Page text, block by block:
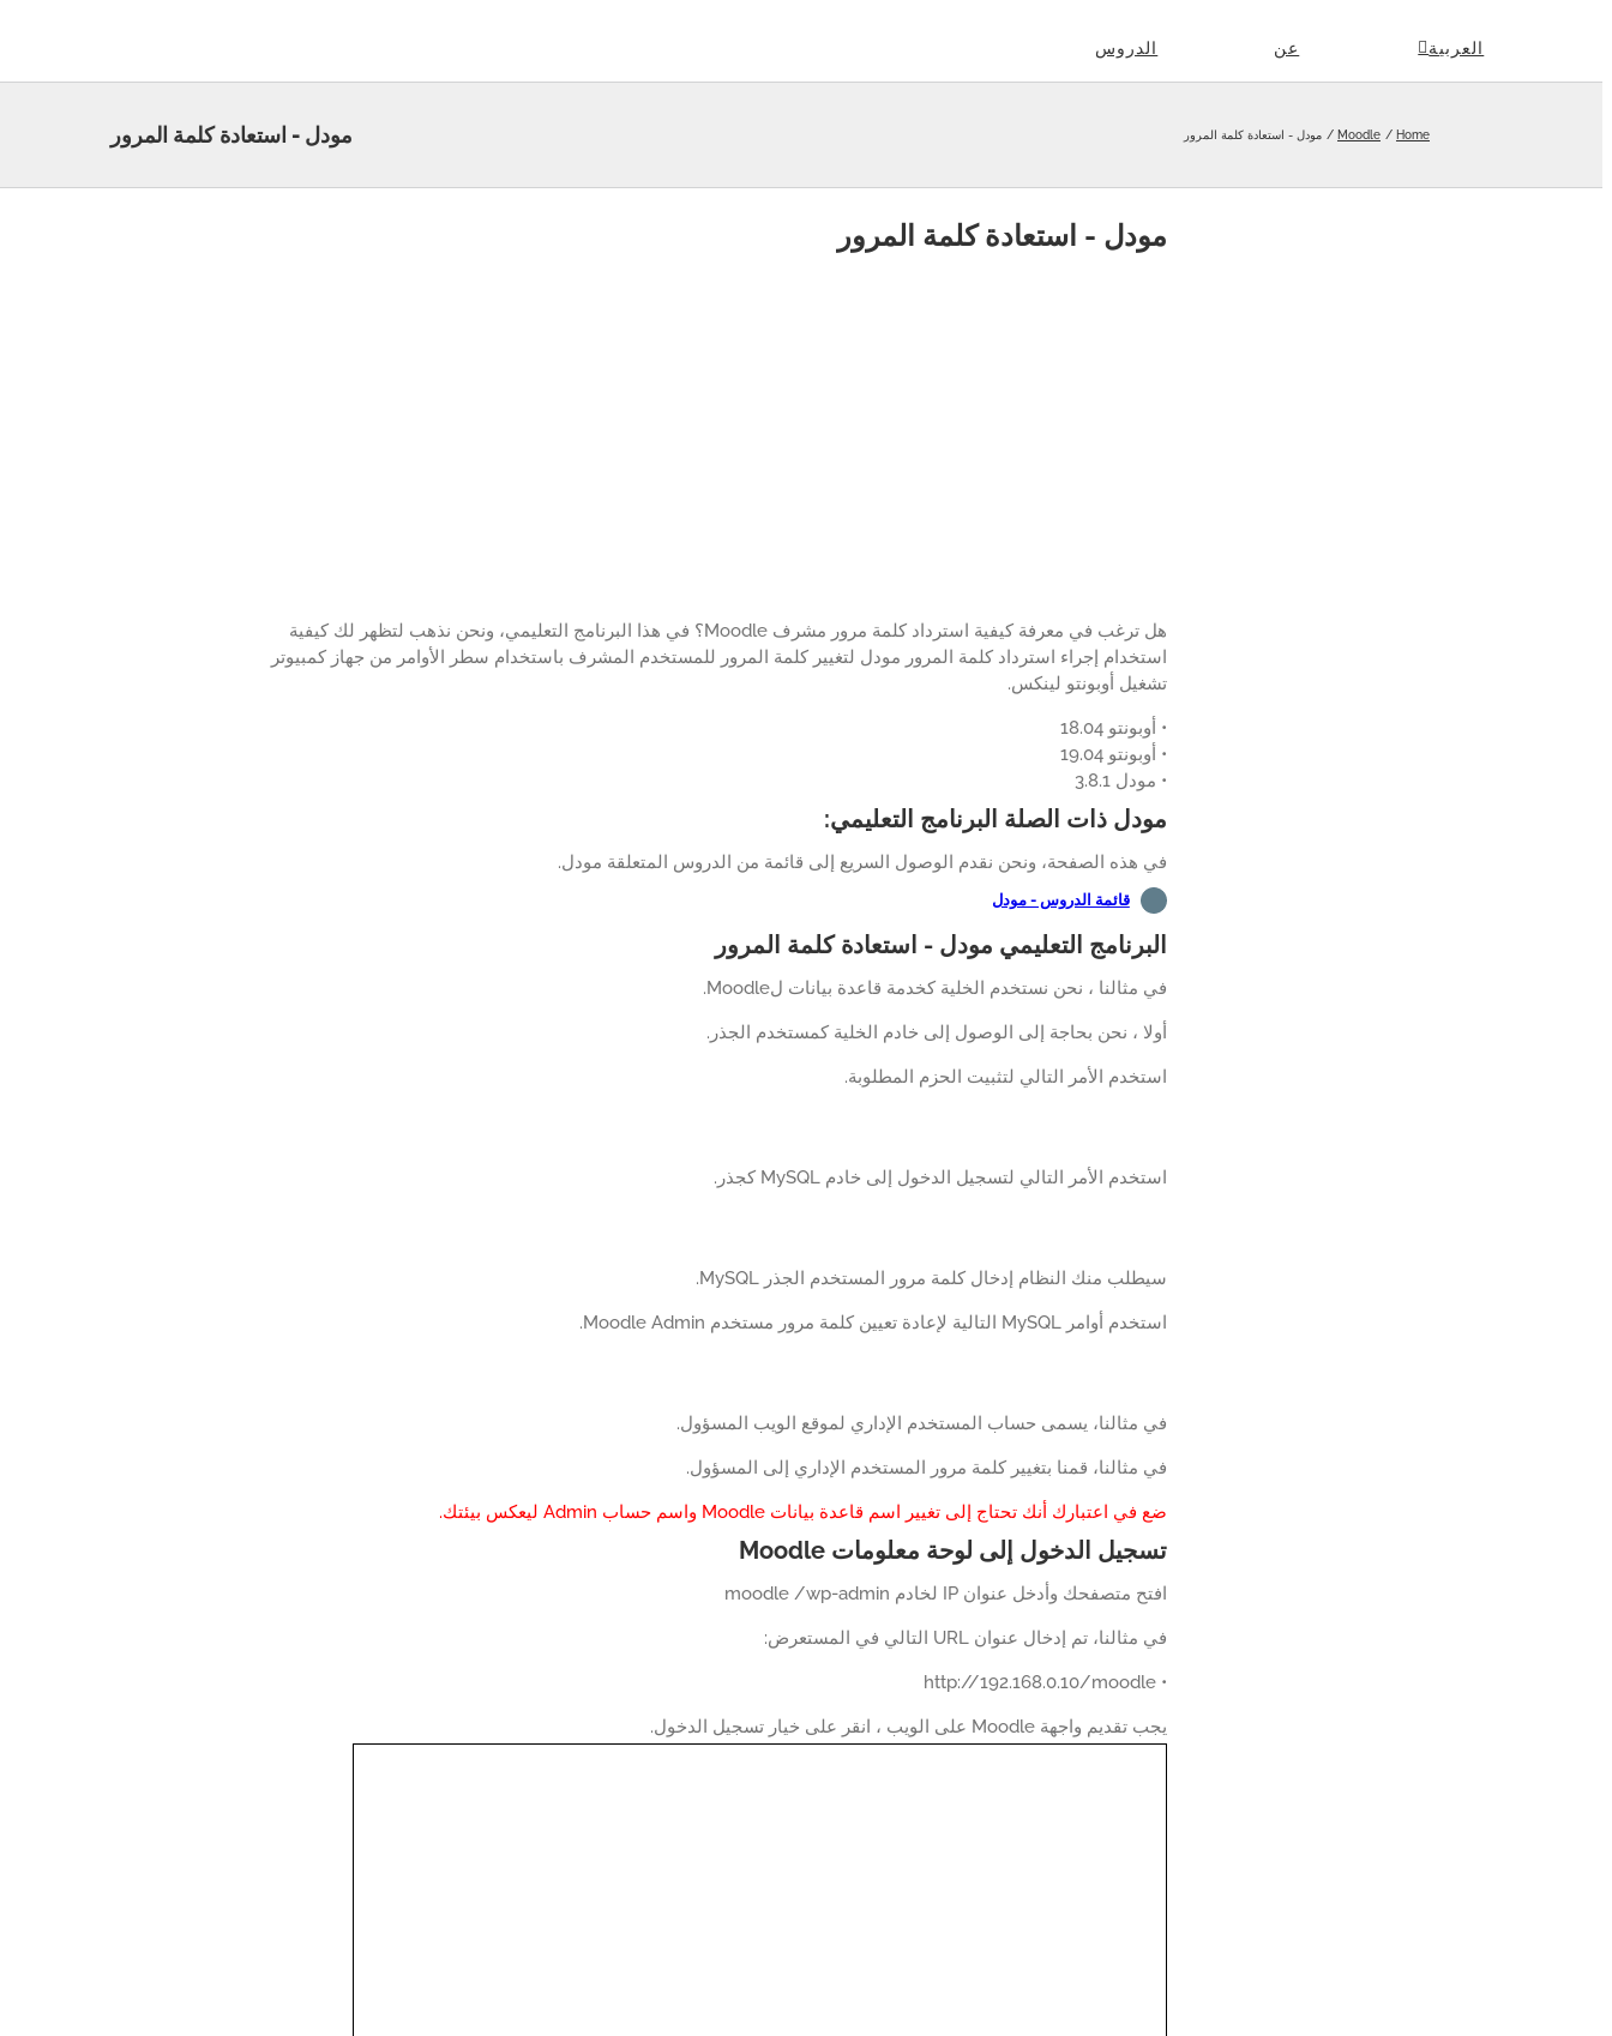
الدروس عن العربية
مودل - استعادة كلمة المرور Home
Moodle مودل - استعادة كلمة المرور
مودل - استعادة كلمة المرور
هل ترغب في معرفة كيفية استرداد كلمة مرور مشرف Moodle؟ في هذا البرنامج التعليمي، ونحن نذهب لتظهر لك كيفية
استخدام إجراء استرداد كلمة المرور مودل لتغيير كلمة المرور للمستخدم المشرف باستخدام سطر الأوامر من جهاز كمبيوتر
تشغيل أوبونتو لينكس.
• أوبونتو 18.04
• أوبونتو 19.04
• مودل 3.8.1
مودل ذات الصلة البرنامج التعليمي:
في هذه الصفحة، ونحن نقدم الوصول السريع إلى قائمة من الدروس المتعلقة مودل.
قائمة الدروس - مودل
البرنامج التعليمي مودل - استعادة كلمة المرور
في مثالنا ، نحن نستخدم الخلية كخدمة قاعدة بيانات لMoodle.
أولا ، نحن بحاجة إلى الوصول إلى خادم الخلية كمستخدم الجذر.
استخدم الأمر التالي لتثبيت الحزم المطلوبة.
استخدم الأمر التالي لتسجيل الدخول إلى خادم MySQL كجذر.
سيطلب منك النظام إدخال كلمة مرور المستخدم الجذر MySQL.
استخدم أوامر MySQL التالية لإعادة تعيين كلمة مرور مستخدم Moodle Admin.
في مثالنا، يسمى حساب المستخدم الإداري لموقع الويب المسؤول.
في مثالنا، قمنا بتغيير كلمة مرور المستخدم الإداري إلى المسؤول.
ضع في اعتبارك أنك تحتاج إلى تغيير اسم قاعدة بيانات Moodle واسم حساب Admin ليعكس بيئتك.
تسجيل الدخول إلى لوحة معلومات Moodle
افتح متصفحك وأدخل عنوان IP لخادم moodle /wp-admin
في مثالنا، تم إدخال عنوان URL التالي في المستعرض:
• http://192.168.0.10/moodle
يجب تقديم واجهة Moodle على الويب ، انقر على خيار تسجيل الدخول.